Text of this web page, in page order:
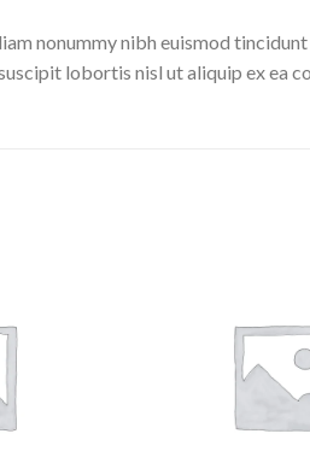
nonummy nibh euismod
lobortis nisl ut aliquip ex ea